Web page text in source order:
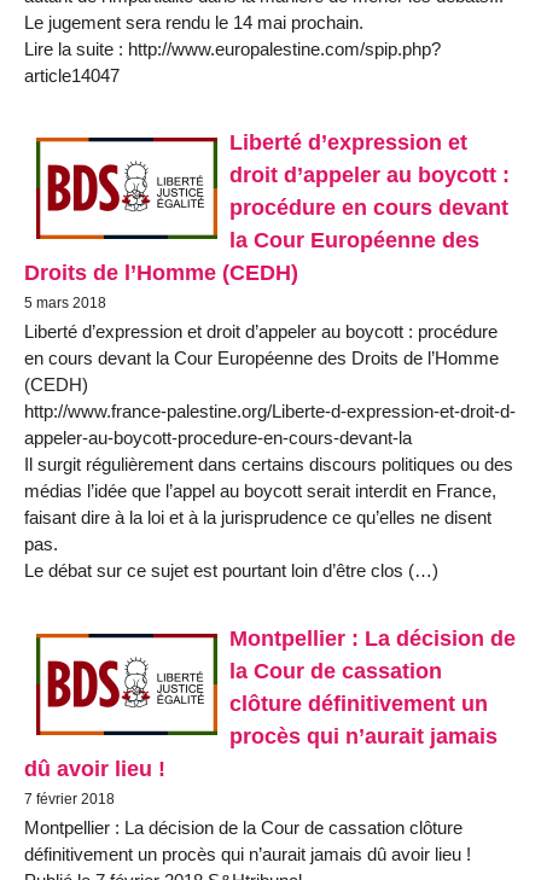
Le jugement sera rendu le 14 mai prochain.
Lire la suite : http://www.europalestine.com/spip.php?
article14047
Liberté d’expression et
droit d’appeler au boycott :
procédure en cours devant
la Cour Européenne des
Droits de l’Homme (CEDH)
5 mars 2018
Liberté d’expression et droit d’appeler au boycott : procédure
en cours devant la Cour Européenne des Droits de l’Homme
(CEDH)
http://www.france-palestine.org/Liberte-d-expression-et-droit-d-
appeler-au-boycott-procedure-en-cours-devant-la
Il surgit régulièrement dans certains discours politiques ou des
médias l’idée que l’appel au boycott serait interdit en France,
faisant dire à la loi et à la jurisprudence ce qu’elles ne disent
pas.
Le débat sur ce sujet est pourtant loin d’être clos (…)
Montpellier : La décision de
la Cour de cassation
clôture définitivement un
procès qui n’aurait jamais
dû avoir lieu !
7 février 2018
Montpellier : La décision de la Cour de cassation clôture
définitivement un procès qui n’aurait jamais dû avoir lieu !